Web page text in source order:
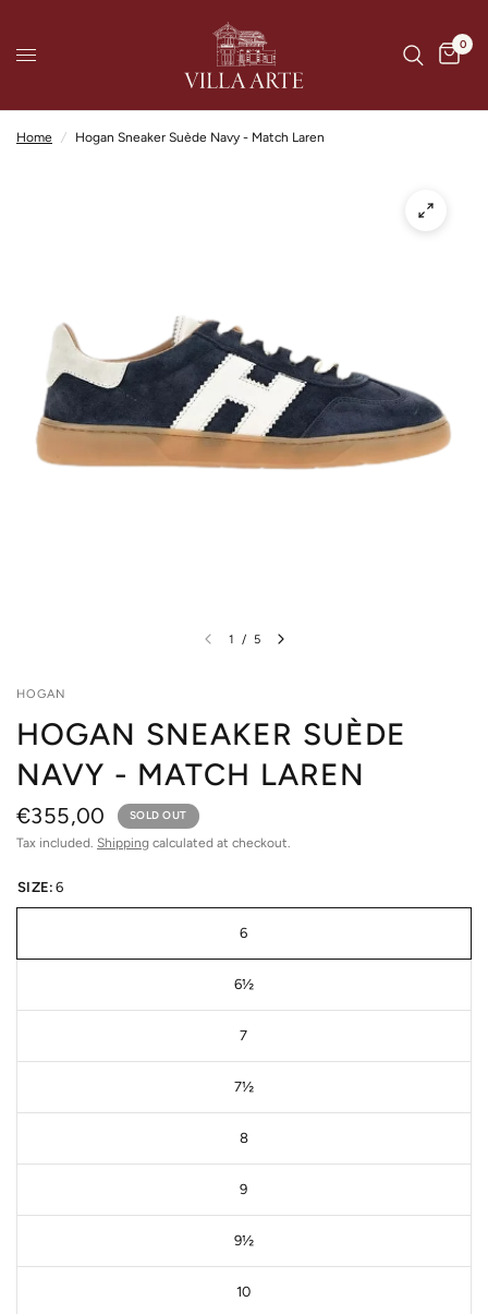
0
Home / Hogan Sneaker Suède Navy - Match Laren
1 / 5
HOGAN
HOGAN SNEAKER SUÈDE
NAVY - MATCH LAREN
€355,00 SOLD OUT
Tax included. Shipping calculated at checkout.
SIZE: 6
6
6½
7
7½
8
9
9½
10